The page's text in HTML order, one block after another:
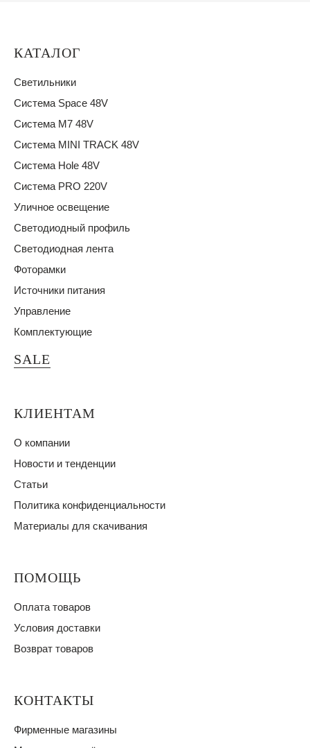
КАТАЛОГ
Светильники
Система Space 48V
Система M7 48V
Система MINI TRACK 48V
Система Hole 48V
Система PRO 220V
Уличное освещение
Светодиодный профиль
Светодиодная лента
Фоторамки
Источники питания
Управление
Комплектующие
SALE
КЛИЕНТАМ
О компании
Новости и тенденции
Статьи
Политика конфиденциальности
Материалы для скачивания
ПОМОЩЬ
Оплата товаров
Условия доставки
Возврат товаров
КОНТАКТЫ
Фирменные магазины